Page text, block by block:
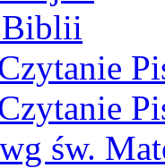
Biblii
św.